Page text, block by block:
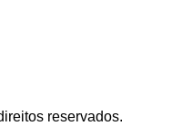
reservados.